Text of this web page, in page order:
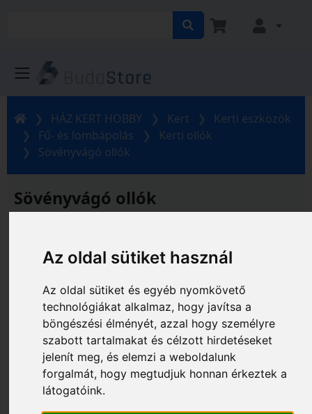
Az oldal sütiket használ
Az oldal sütiket és egyéb nyomkövető
technológiákat alkalmaz, hogy javítsa a
böngészési élményét, azzal hogy személyre
szabott tartalmakat és célzott hirdetéseket
jelenít meg, és elemzi a weboldalunk
forgalmát, hogy megtudjuk honnan érkeztek a
látogatóink.
HÁZ KERT HOBBY Kert
Kerti eszközök
Fű- és lombápolás
Kerti ollók
Sövényvágó ollók
Sövényvágó ollók